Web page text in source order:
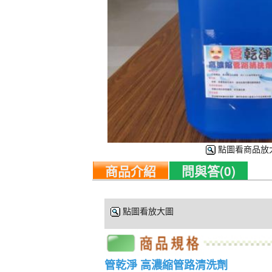
點圖看商品放
商品介紹 問與答(0)
點圖看放大圖
管乾淨 高濃縮管路清洗劑